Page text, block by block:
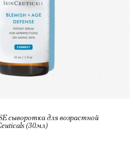
сыворотка для возрастной
(30мл)